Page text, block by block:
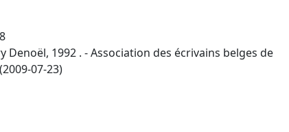
Denoël, 1992 . - Association des écrivains belges de
(2009-07-23)